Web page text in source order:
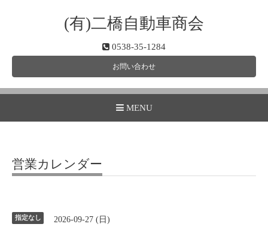
(有)二橋自動車商会
0538-35-1284
お問い合わせ
MENU
営業カレンダー
指定なし 2026-09-27 (日)